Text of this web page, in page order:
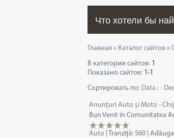
Главная » Каталог сайтов »
В категории сайтов: 1
Показано сайтов: 1-1
Сортировать по: Data ·
Anunţuri Auto şi Moto -
Bun Venit in Comunitatea
Auto Tranziţii: 560